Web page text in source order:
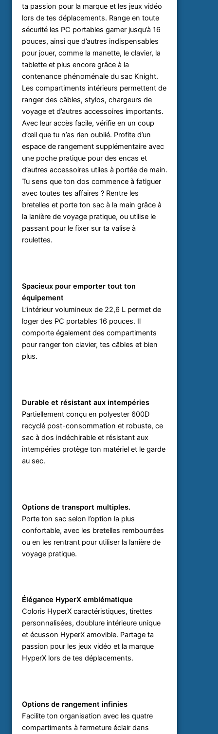
ta passion pour la marque et les jeux vidéo
lors de tes déplacements. Range en toute
sécurité les PC portables gamer jusqu’à 16
pouces, ainsi que d’autres indispensables
pour jouer, comme la manette, le clavier, la
tablette et plus encore grâce à la
contenance phénoménale du sac Knight.
Les compartiments intérieurs permettent de
ranger des câbles, stylos, chargeurs de
voyage et d’autres accessoires importants.
Avec leur accès facile, vérifie en un coup
d’œil que tu n’as rien oublié. Profite d’un
espace de rangement supplémentaire avec
une poche pratique pour des encas et
d’autres accessoires utiles à portée de main.
Tu sens que ton dos commence à fatiguer
avec toutes tes affaires ? Rentre les
bretelles et porte ton sac à la main grâce à
la lanière de voyage pratique, ou utilise le
passant pour le fixer sur ta valise à
roulettes.
Spacieux pour emporter tout ton
équipement
L’intérieur volumineux de 22,6 L permet de
loger des PC portables 16 pouces. Il
comporte également des compartiments
pour ranger ton clavier, tes câbles et bien
plus.
Durable et résistant aux intempéries
Partiellement conçu en polyester 600D
recyclé post-consommation et robuste, ce
sac à dos indéchirable et résistant aux
intempéries protège ton matériel et le garde
au sec.
Options de transport multiples.
Porte ton sac selon l’option la plus
confortable, avec les bretelles rembourrées
ou en les rentrant pour utiliser la lanière de
voyage pratique.
Élégance HyperX emblématique
Coloris HyperX caractéristiques, tirettes
personnalisées, doublure intérieure unique
et écusson HyperX amovible. Partage ta
passion pour les jeux vidéo et la marque
HyperX lors de tes déplacements.
Options de rangement infinies
Facilite ton organisation avec les quatre
compartiments à fermeture éclair dans